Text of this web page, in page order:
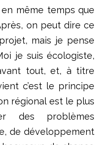
même temps que
on peut dire ce
mais je pense
je suis écologiste,
tout, et, à titre
c’est le principe
régional est le plus
des problèmes
de développement